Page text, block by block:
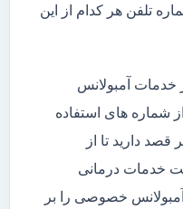
تلفن هر کدام از این
خدمات آمبولانس
شماره های استفاده
قصد دارید تا از
خدمات درمانی
آمبولانس خصوصی را بر